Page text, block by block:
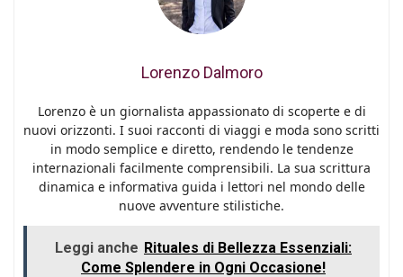
Lorenzo Dalmoro
Lorenzo è un giornalista appassionato di scoperte e di
nuovi orizzonti. I suoi racconti di viaggi e moda sono scritti
in modo semplice e diretto, rendendo le tendenze
internazionali facilmente comprensibili. La sua scrittura
dinamica e informativa guida i lettori nel mondo delle
nuove avventure stilistiche.
Leggi anche Rituales di Bellezza Essenziali:
Come Splendere in Ogni Occasione!